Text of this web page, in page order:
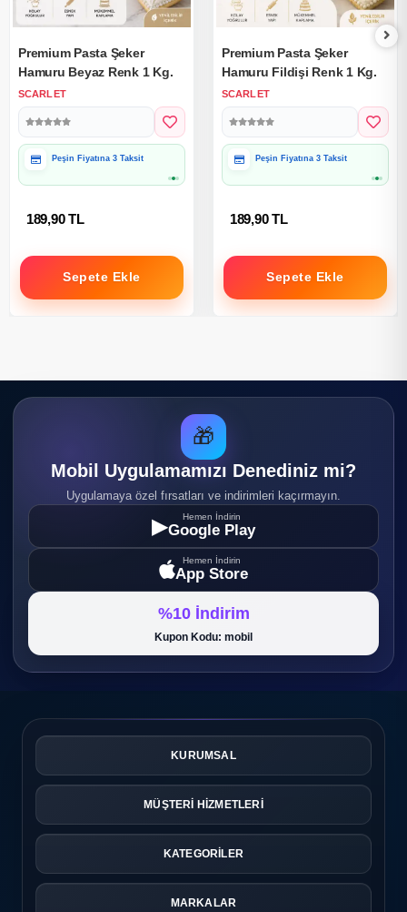
Premium Pasta Şeker
Hamuru Beyaz Renk 1 Kg.
SCARLET
Peşin Fiyatına 3 Taksit
189,90 TL
Sepete Ekle
Premium Pasta Şeker
Hamuru Fildişi Renk 1 Kg.
SCARLET
Peşin Fiyatına 3 Taksit
189,90 TL
Sepete Ekle
🎁
Mobil Uygulamamızı Denediniz mi?
Uygulamaya özel fırsatları ve indirimleri kaçırmayın.
▶ Hemen İndirin
Google Play
Hemen İndirin
App Store
%10 İndirim
Kupon Kodu: mobil
KURUMSAL
MÜŞTERİ HİZMETLERİ
KATEGORİLER
MARKALAR